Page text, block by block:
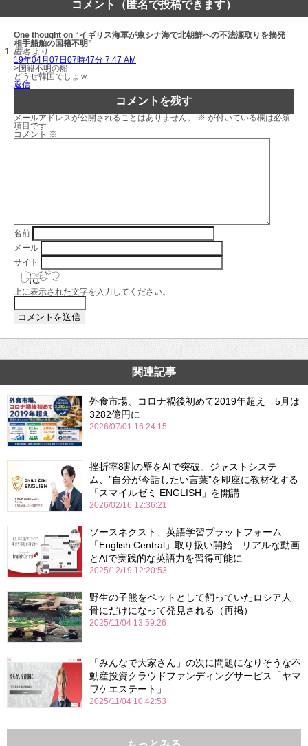
コメント（匿名で投稿できます）
One thought on “イギリス海軍が東シナ海で北朝鮮への不法瀬取りを摘発
相手船舶の国籍不明”
匿名 より:
19年04月07日07時47分 7:47 AM
>国籍不明の船
どうせ韓国でしょｗ
返信
コメントを残す
メールアドレスが公開されることはありません。 ※ が付いている欄は必須
項目です
コメント ※
名前
メール
サイト
上に表示された文字を入力してください。
関連記事
外食市場、コロナ禍後初めて2019年超え 5月は
3282億円に
2026/07/01 16:24:15
挫折率8割の壁をAIで突破。ジャストシステ
ム、”自分が今話したい言葉”を即座に教材化する
「スマイルゼミ ENGLISH」を開講
2026/02/16 12:36:21
ソースネクスト、英語学習プラットフォーム
「English Central」取り扱い開始 リアルな動画
とAIで実践的な英語力を習得可能に
2025/12/19 12:20:53
野生の子熊をペットとして飼っていたロシア人
骨にだけになって発見される（再掲）
2025/11/04 13:59:26
「みんなで大家さん」の次に問題になりそうな不
動産投資クラウドファンディングサービス「ヤマ
ワケエステート」
2025/11/04 10:42:53